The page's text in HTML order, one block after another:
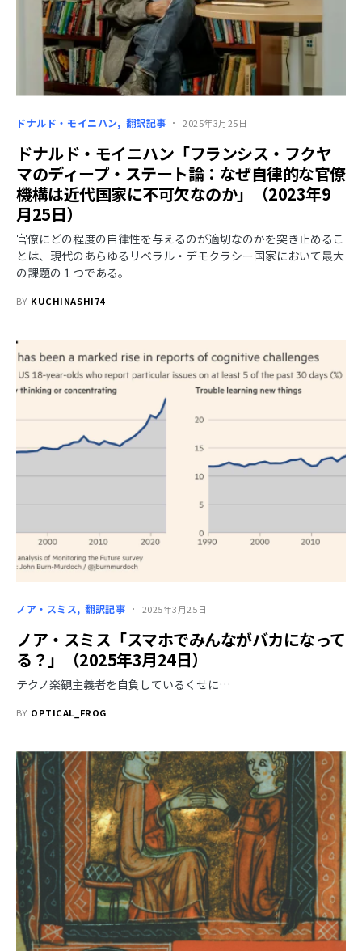
ドナルド・モイニハン 翻訳記事 2025年3月25日
ドナルド・モイニハン「フランシス・フクヤ
マのディープ・ステート論：なぜ自律的な官僚
機構は近代国家に不可欠なのか」（2023年9
月25日）
官僚にどの程度の自律性を与えるのが適切なのかを突き止めるこ
とは、現代のあらゆるリベラル・デモクラシー国家において最大
の課題の１つである。
BY KUCHINASHI74
ノア・スミス 翻訳記事 2025年3月25日
ノア・スミス「スマホでみんながバカになって
る？」（2025年3月24日）
テクノ楽観主義者を自負しているくせに…
BY OPTICAL_FROG